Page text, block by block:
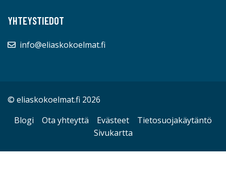
YHTEYSTIEDOT
info@eliaskokoelmat.fi
© eliaskokoelmat.fi 2026
Blogi
Ota yhteyttä Evästeet
Tietosuojakäytäntö
Sivukartta